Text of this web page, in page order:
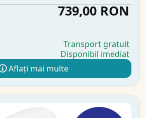
739,00 RON
Transport gratuit
Disponibil imediat
Aflați mai multe